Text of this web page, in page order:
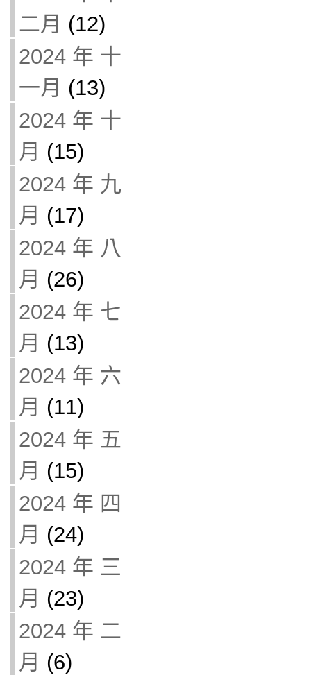
二月 (12)
2024 年 十
一月 (13)
2024 年 十
月 (15)
2024 年 九
月 (17)
2024 年 八
月 (26)
2024 年 七
月 (13)
2024 年 六
月 (11)
2024 年 五
月 (15)
2024 年 四
月 (24)
2024 年 三
月 (23)
2024 年 二
月 (6)